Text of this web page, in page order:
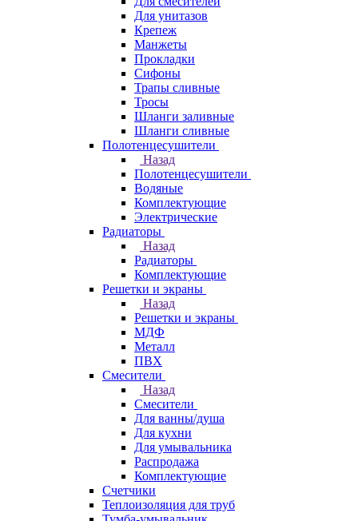
Для унитазов
Крепеж
Манжеты
Прокладки
Сифоны
Трапы сливные
Тросы
Шланги заливные
Шланги сливные
Полотенцесушители
Назад
Полотенцесушители
Водяные
Комплектующие
Электрические
Радиаторы
Назад
Радиаторы
Комплектующие
Решетки и экраны
Назад
Решетки и экраны
МДФ
Металл
ПВХ
Смесители
Назад
Смесители
Для ванны/душа
Для кухни
Для умывальника
Распродажа
Комплектующие
Счетчики
Теплоизоляция для труб